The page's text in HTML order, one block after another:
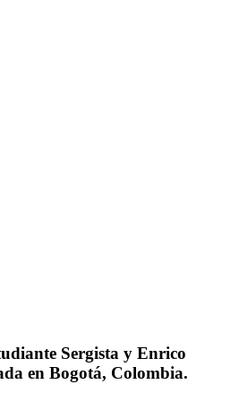
Sergista y Enrico
en Bogotá, Colombia.